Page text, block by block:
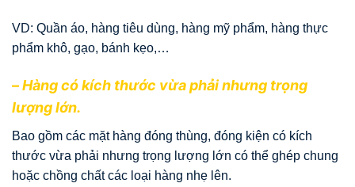
VD: Quần áo, hàng tiêu dùng, hàng mỹ phẩm, hàng thực
phẩm khô, gạo, bánh kẹo,…
– Hàng có kích thước vừa phải nhưng trọng
lượng lớn.
Bao gồm các mặt hàng đóng thùng, đóng kiện có kích
thước vừa phải nhưng trọng lượng lớn có thể ghép chung
hoặc chồng chất các loại hàng nhẹ lên.